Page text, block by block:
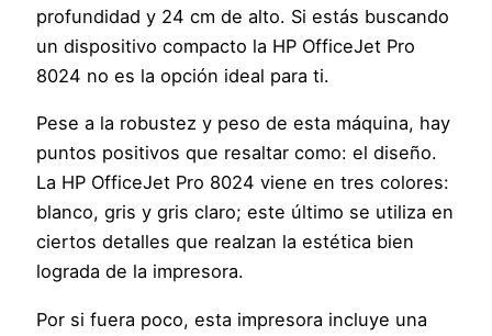
profundidad y 24 cm de alto. Si estás buscando
un dispositivo compacto la HP OfficeJet Pro
8024 no es la opción ideal para ti.
Pese a la robustez y peso de esta máquina, hay
puntos positivos que resaltar como: el diseño.
La HP OfficeJet Pro 8024 viene en tres colores:
blanco, gris y gris claro; este último se utiliza en
ciertos detalles que realzan la estética bien
lograda de la impresora.
Por si fuera poco, esta impresora incluye una